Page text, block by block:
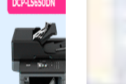
Nuevas tendencias de
redefinen el mercado de...
10 abril, 2024